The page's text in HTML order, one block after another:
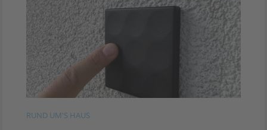
RUND UM'S HAUS